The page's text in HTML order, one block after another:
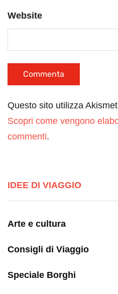
Website
Questo sito utilizza
Scopri come vengono
commenti.
IDEE DI VIAGGIO
Arte e cultura
Consigli di Viaggio
Speciale Borghi